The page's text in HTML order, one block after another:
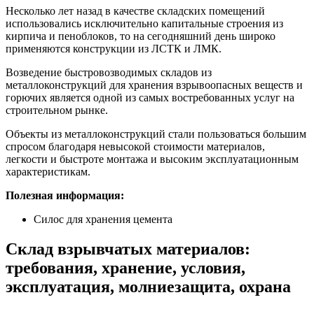
Несколько лет назад в качестве складских помещений
использовались исключительно капитальные строения из
кирпича и пеноблоков, то на сегодняшний день широко
применяются конструкции из ЛСТК и ЛМК.
Возведение быстровозводимых складов из
металлоконструкций для хранения взрывоопасных веществ и
горючих является одной из самых востребованных услуг на
строительном рынке.
Объекты из металлоконструкций стали пользоваться большим
спросом благодаря невысокой стоимости материалов,
легкости и быстроте монтажа и высоким эксплуатационным
характеристикам.
Полезная информация:
Силос для хранения цемента
Склад взрывчатых материалов:
требования, хранение, условия,
эксплуатация, молниезащита, охрана